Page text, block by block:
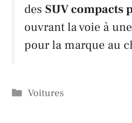
des SUV compacts
ouvrant la voie à
pour la marque au
Catégories
Voitures